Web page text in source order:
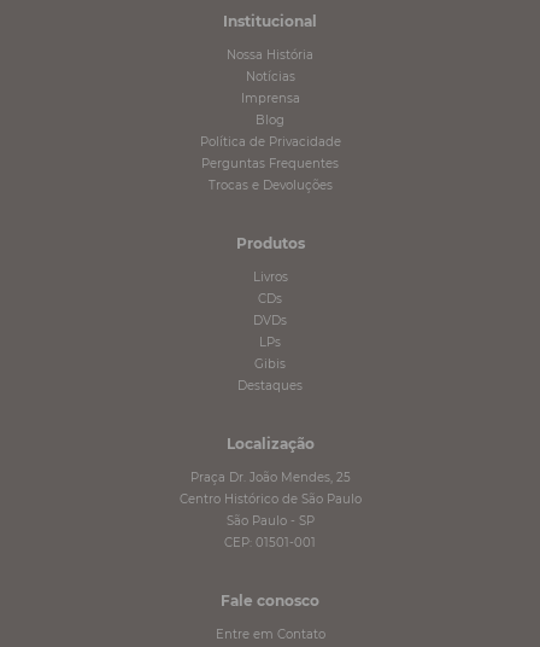
Institucional
Nossa História
Notícias
Imprensa
Blog
Política de Privacidade
Perguntas Frequentes
Trocas e Devoluções
Produtos
Livros
CDs
DVDs
LPs
Gibis
Destaques
Localização
Praça Dr. João Mendes, 25
Centro Histórico de São Paulo
São Paulo - SP
CEP: 01501-001
Fale conosco
Entre em Contato